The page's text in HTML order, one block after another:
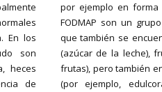
En los
son
heces
de
por ejemplo en forma
FODMAP son un
que también se
(azúcar de la leche),
frutas), pero también
(por ejemplo,